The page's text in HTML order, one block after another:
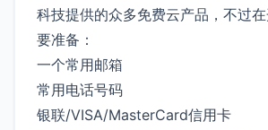
科技提供的众多免费云产品，不过
要准备：
一个常用邮箱
常用电话号码
银联/VISA/MasterCard信用卡